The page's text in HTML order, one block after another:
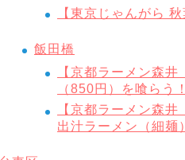
【東京じゃんがら
飯田橋
【京都ラーメン森
（850円）を喰らう
【京都ラーメン森
出汁ラーメン（細麺